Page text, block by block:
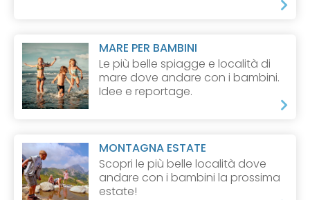
MARE PER BAMBINI
Le più belle spiagge e località di
mare dove andare con i bambini.
Idee e reportage.
MONTAGNA ESTATE
Scopri le più belle località dove
andare con i bambini la prossima
estate!